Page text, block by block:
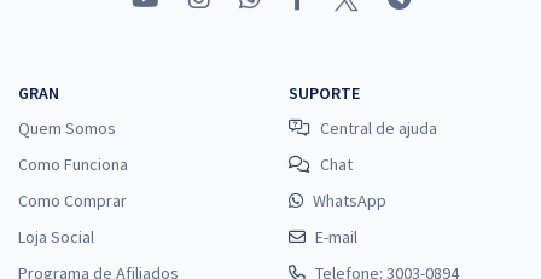
GRAN
Quem Somos
Como Funciona
Como Comprar
Loja Social
Programa de Afiliados
SUPORTE
Central de ajuda
Chat
WhatsApp
E-mail
Telefone: 3003-0894